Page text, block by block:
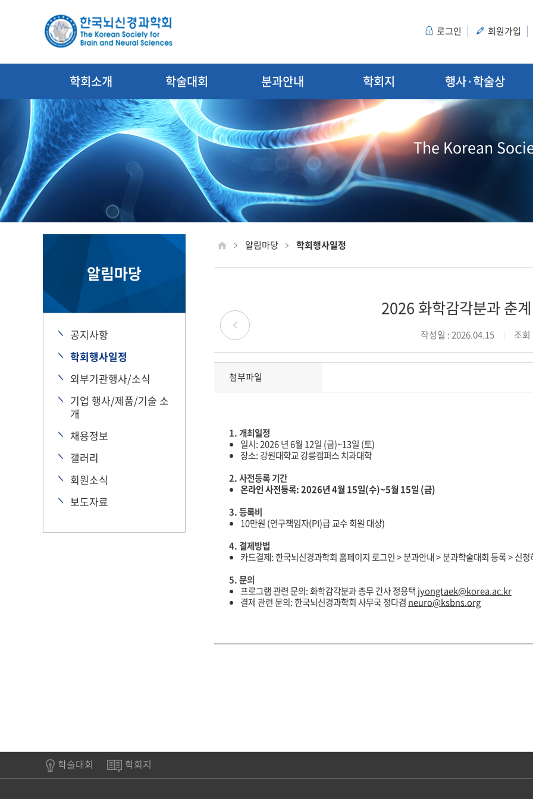
로그인 회원가입
학회소개 학술대회 분과안내 학회지 행사·학술상
The Korean
알림마당
공지사항
학회행사일정
외부기관행사/소식
기업 행사/제품/기술 소
개
채용정보
갤러리
회원소식
보도자료
알림마당 학회행사일정
2026 화학감각분과 춘
작성일 : 2026.04.15 조회
첨부파일
1.개최일정
일시: 2026 년 6월 12일 (금)~13일 (토)
장소: 강원대학교 강릉캠퍼스 치과대학
2.사전등록기간
온라인 사전등록: 2026년 4월 15일(수)~5월 15일 (금)
3.등록비
10만원 (연구책임자(PI)급 교수 회원 대상)
4. 결제방법
카드결제:한국뇌신경과학회홈페이지로그인>분과안내> 분과학술대회등록 > 신청
5.문의
프로그램 관련 문의: 화학감각분과 총무 간사 정용택 jyongtaek@korea.ac.kr
결제관련문의:한국뇌신경과학회사무국정다겸 neuro@ksbns.org
학술대회 학회지